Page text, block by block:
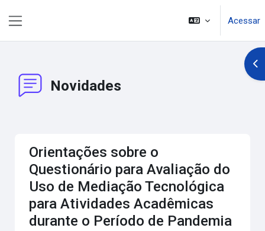
Acessar
Novidades
Orientações sobre o
Questionário para Avaliação do
Uso de Mediação Tecnológica
para Atividades Acadêmicas
durante o Período de Pandemia